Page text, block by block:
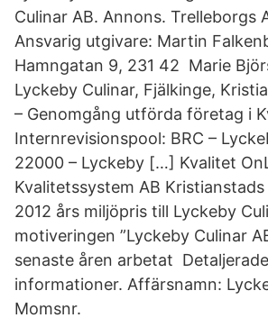
Culinar AB. Annons. Trelleborgs
Ansvarig utgivare: Martin
Hamngatan 9, 231 42 Marie
Lyckeby Culinar, Fjälkinge,
– Genomgång utförda företag i
Internrevisionspool: BRC –
22000 – Lyckeby […] Kvalitet
Kvalitetssystem AB
2012 års miljöpris till Lyckeby
motiveringen ”Lyckeby Culinar
senaste åren arbetat
informationer. Affärsnamn:
Momsnr.